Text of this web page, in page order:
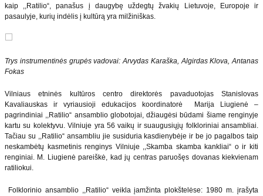
kaip ,,Ratilio“, panašus į daugybę uždegtų žvakių Lietuvoje, Europoje ir
pasaulyje, kurių indėlis į kultūrą yra milžiniškas.
Trys instrumentinės grupės vadovai: Arvydas Karaška, Algirdas Klova, Antanas
Fokas
Vilniaus etninės kultūros centro direktorės pavaduotojas Stanislovas
Kavaliauskas ir vyriausioji edukacijos koordinatorė Marija Liugienė –
pagrindiniai ,,Ratilio“ ansamblio globotojai, džiaugėsi būdami šiame renginyje
kartu su kolektyvu. Vilniuje yra 56 vaikų ir suaugusiųjų folkloriniai ansambliai.
Tačiau su ,,Ratilio“ ansambliu jie susiduria kasdienybėje ir be jo pagalbos taip
neskambėtų kasmetinis renginys Vilniuje ,,Skamba skamba kankliai“ o ir kiti
renginiai. M. Liugienė pareiškė, kad jų centras paruošęs dovanas kiekvienam
ratiliokui.
Folklorinio ansamblio ,,Ratilio“ veikla įamžinta plokštelėse: 1980 m. įrašyta